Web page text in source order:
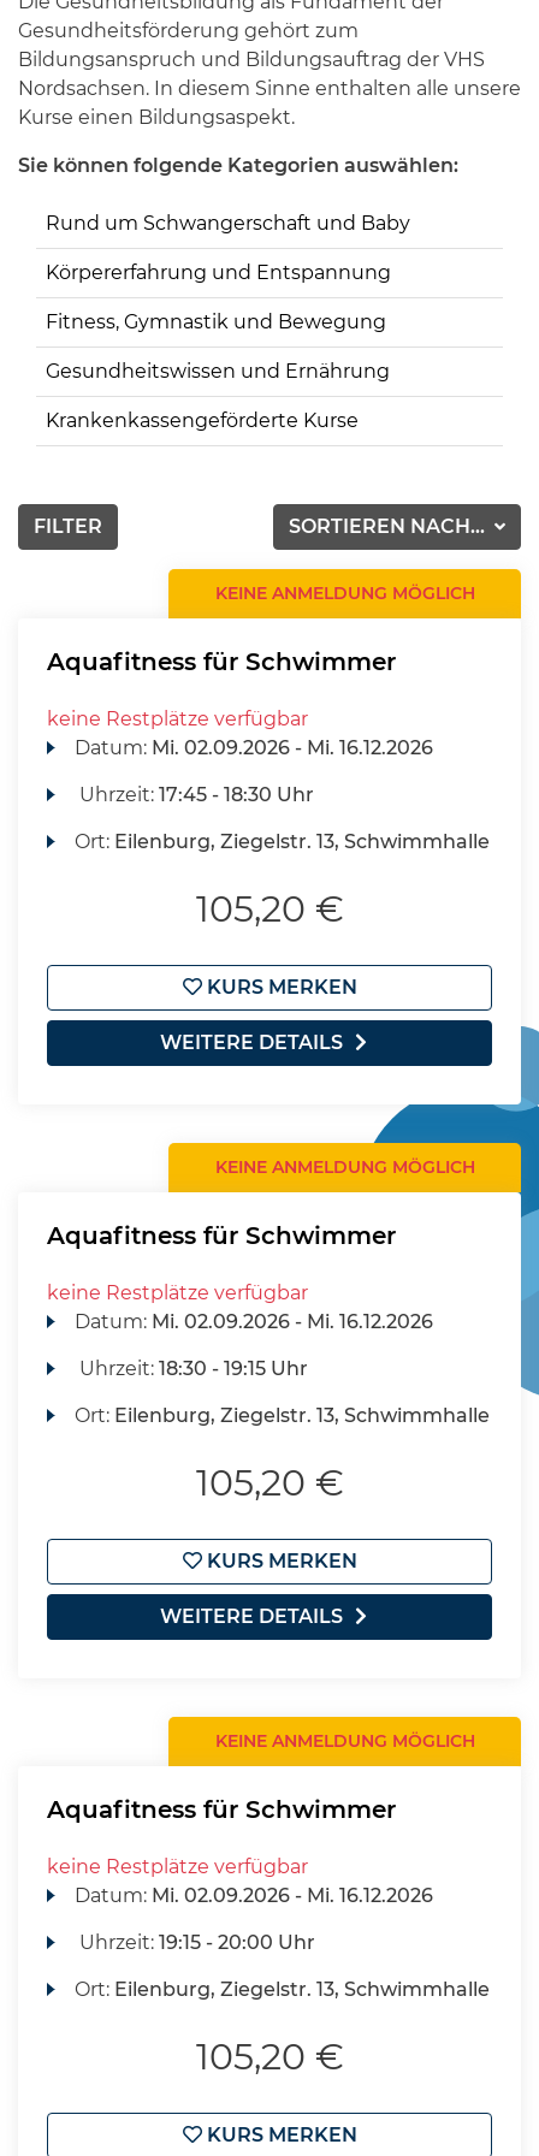
Gesundheitsförderung gehört zum
Bildungsanspruch und Bildungsauftrag der VHS
Nordsachsen. In diesem Sinne enthalten alle unsere
Kurse einen Bildungsaspekt.
Sie können folgende Kategorien auswählen:
Rund um Schwangerschaft und Baby
Körpererfahrung und Entspannung
Fitness, Gymnastik und Bewegung
Gesundheitswissen und Ernährung
Krankenkassengeförderte Kurse
SORTIEREN NACH...
FILTER
KEINE ANMELDUNG MÖGLICH
Aquafitness für Schwimmer
keine Restplätze verfügbar
Datum: Mi. 02.09.2026 - Mi. 16.12.2026
Uhrzeit:17:45 - 18:30 Uhr
Ort: Eilenburg, Ziegelstr. 13, Schwimmhalle
105,20 €
KURS MERKEN
WEITERE DETAILS
KEINE ANMELDUNG MÖGLICH
Aquafitness für Schwimmer
keine Restplätze verfügbar
Datum: Mi. 02.09.2026 - Mi. 16.12.2026
Uhrzeit:18:30 - 19:15 Uhr
Ort: Eilenburg, Ziegelstr. 13, Schwimmhalle
105,20 €
KURS MERKEN
WEITERE DETAILS
KEINE ANMELDUNG MÖGLICH
Aquafitness für Schwimmer
keine Restplätze verfügbar
Datum: Mi. 02.09.2026 - Mi. 16.12.2026
Uhrzeit:19:15 - 20:00 Uhr
Ort: Eilenburg, Ziegelstr. 13, Schwimmhalle
105,20 €
KURS MERKEN